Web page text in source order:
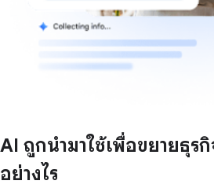
AI ถูกนำมาใช้เพื่อขยายธุร
อย่างไร